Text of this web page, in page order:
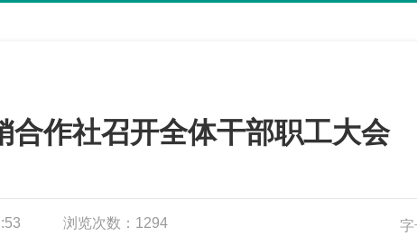
合作社召开全体干部职工大会
浏览次数：1294 字